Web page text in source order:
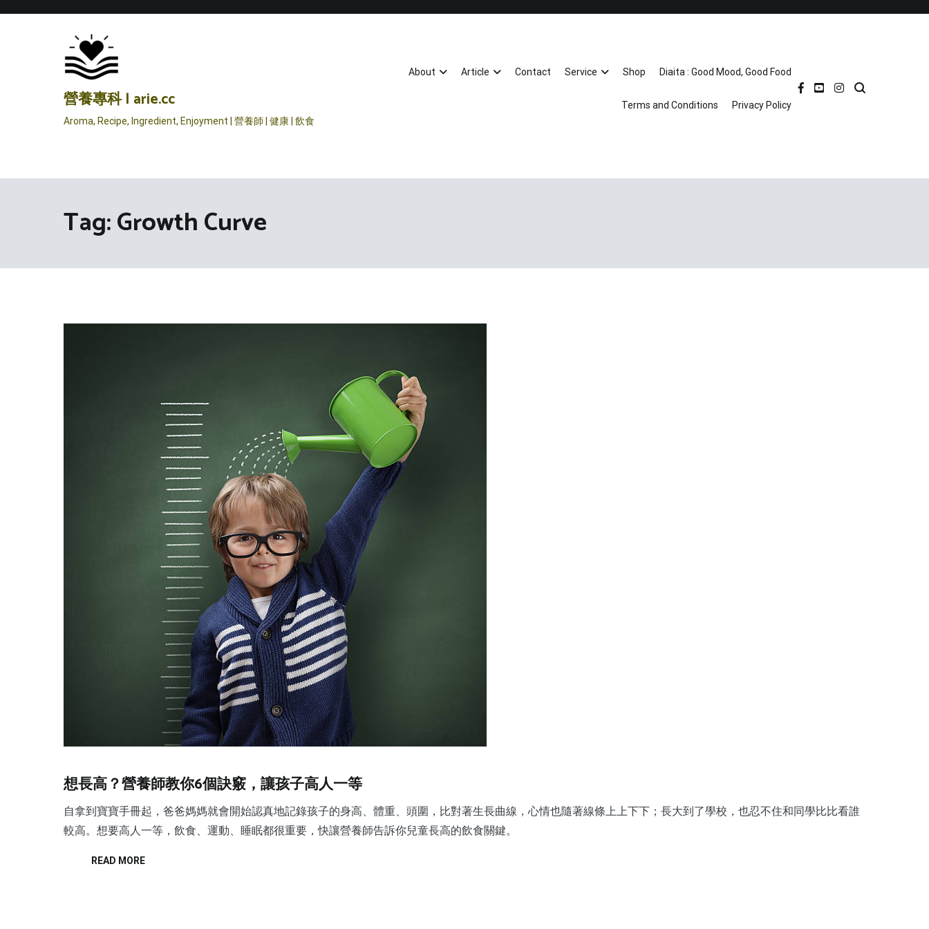
營養專科 | arie.cc
Aroma, Recipe, Ingredient, Enjoyment | 營養師 | 健康 | 飲食
About Article Contact Service Shop Diaita : Good Mood, Good Food
Terms and Conditions Privacy Policy
Tag:Growth Curve
想長高？營養師教你6個訣竅，讓孩子高人一等
自拿到寶寶手冊起，爸爸媽媽就會開始認真地記錄孩子的身高、體重、頭圍，比對著生長曲線，心情也隨著線條上上下下；長大到了學校，也忍不住和同學比比看誰
較高。想要高人一等，飲食、運動、睡眠都很重要，快讓營養師告訴你兒童長高的飲食關鍵。
READ MORE